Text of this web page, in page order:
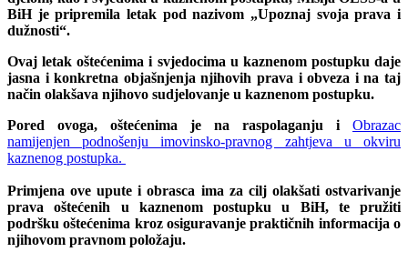
BiH je pripremila letak pod nazivom „Upoznaj svoja prava i
dužnosti“.
Ovaj letak oštećenima i svjedocima u kaznenom postupku daje
jasna i konkretna objašnjenja njihovih prava i obveza i na taj
način olakšava njihovo sudjelovanje u kaznenom postupku.
Pored ovoga, oštećenima je na raspolaganju i Obrazac
namijenjen podnošenju imovinsko-pravnog zahtjeva u okviru
kaznenog postupka.
Primjena ove upute i obrasca ima za cilj olakšati ostvarivanje
prava oštećenih u kaznenom postupku u BiH, te pružiti
podršku oštećenima kroz osiguravanje praktičnih informacija o
njihovom pravnom položaju.